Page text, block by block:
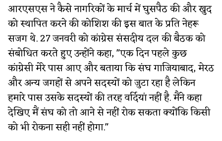
आरएसएस ने कैसे नागरिकों के मार्च में घुसपैठ की और खुद
को स्थापित करने की कोशिश की इस बात के प्रति नेहरू
सजग थे. 27 जनवरी को कांग्रेस संसदीय दल की बैठक को
संबोधित करते हुए उन्होंने कहा, "एक दिन पहले कुछ
कांग्रेसी मेरे पास आए और बताया कि संघ गाजियाबाद, मेरठ
और अन्य जगहों से अपने सदस्यों को जुटा रहा है लेकिन
हमारे पास उसके सदस्यों की तरह वर्दियां नहीं है. मैंने कहा
देखिए मैं संघ को तो आने से नहीं रोक सकता क्योंकि किसी
को भी रोकना सही नहीं होगा."